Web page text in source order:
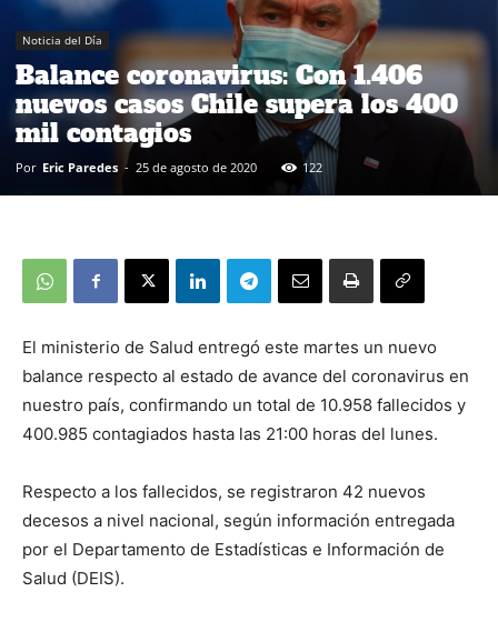
Noticia del Día
Balance coronavirus: Con 1.406
nuevos casos Chile supera los 400
mil contagios
Por Eric Paredes - 25 de agosto de 2020 122
El ministerio de Salud entregó este martes un nuevo
balance respecto al estado de avance del coronavirus en
nuestro país, confirmando un total de 10.958 fallecidos y
400.985 contagiados hasta las 21:00 horas del lunes.
Respecto a los fallecidos, se registraron 42 nuevos
decesos a nivel nacional, según información entregada
por el Departamento de Estadísticas e Información de
Salud (DEIS).